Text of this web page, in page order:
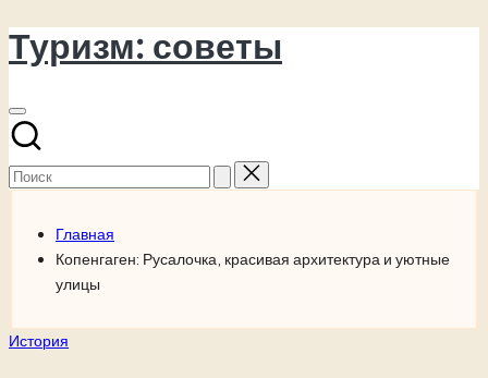
Перейти
к
Туризм: советы
Поиск
для:
Главная
Копенгаген: Русалочка, красивая архитектура и уютные
улицы
Опубликовано
История